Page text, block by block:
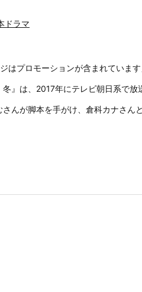
ドラマ
はプロモーションが含まれています
冬』は、2017年にテレビ朝日系で放
んが脚本を手がけ、倉科カナさん